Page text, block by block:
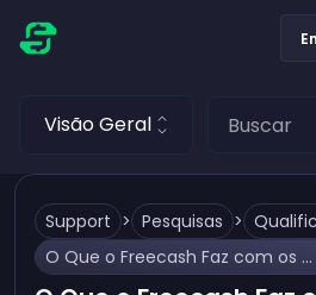
Visão Geral
Support > Pesquisas >
O Que o Freecash Faz com os Dados Coletados das Pesquisas?